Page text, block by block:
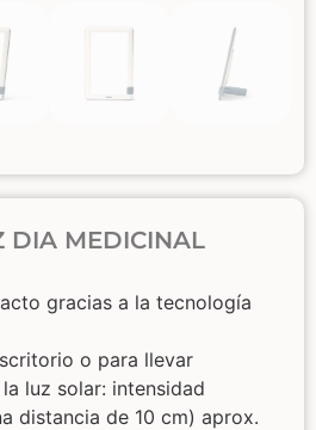
DIA MEDICINAL
gracias a la tecnología
o para llevar
luz solar: intensidad
distancia de 10 cm) aprox.